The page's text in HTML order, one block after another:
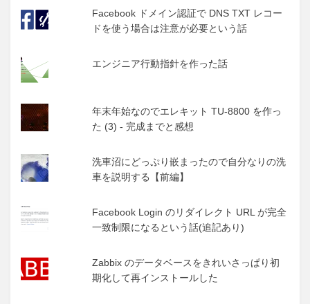
Facebook ドメイン認証で DNS TXT レコー
ドを使う場合は注意が必要という話
エンジニア行動指針を作った話
年末年始なのでエレキット TU-8800 を作っ
た (3) - 完成までと感想
洗車沼にどっぷり嵌まったので自分なりの洗
車を説明する【前編】
Facebook Login のリダイレクト URL が完全
一致制限になるという話(追記あり)
Zabbix のデータベースをきれいさっぱり初
期化して再インストールした